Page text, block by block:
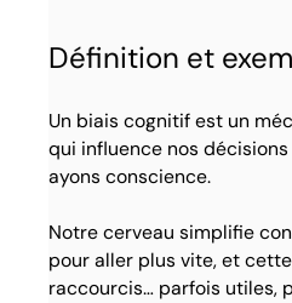
Définition et
Un biais cognitif est un
qui influence nos
ayons conscience.
Notre cerveau simplifie
pour aller plus vite, et
raccourcis… parfois utiles,